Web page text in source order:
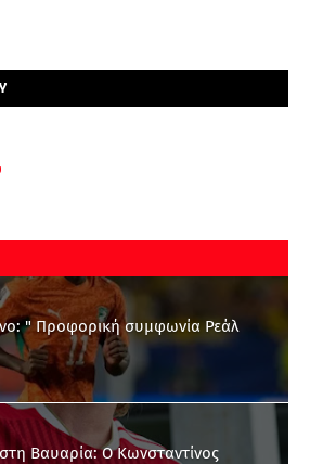
" Προφορική συμφωνία Ρεάλ
Βαυαρία: O Κωνσταντίνος